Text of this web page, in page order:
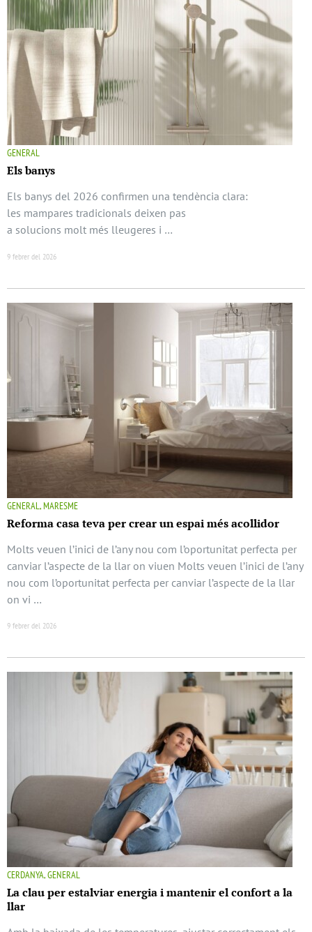
GENERAL
Els banys
Els banys del 2026 confirmen una tendència clara:
les mampares tradicionals deixen pas
a solucions molt més lleugeres i …
9 febrer del 2026
GENERAL, MARESME
Reforma casa teva per crear un espai més acollidor
Molts veuen l’inici de l’any nou com l’oportunitat perfecta per
canviar l’aspecte de la llar on viuen Molts veuen l’inici de l’any
nou com l’oportunitat perfecta per canviar l’aspecte de la llar
on vi …
9 febrer del 2026
CERDANYA, GENERAL
La clau per estalviar energia i mantenir el confort a la
llar